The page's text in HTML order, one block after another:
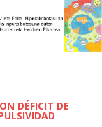
DÉFICIT DE